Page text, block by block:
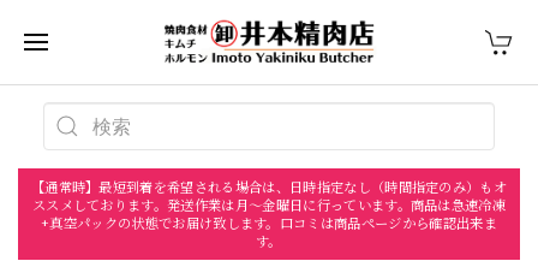
【通常時】最短到着を希望される場合は、日時指定なし（時間指定のみ）もオ
ススメしております。発送作業は月〜金曜日に行っています。商品は急速冷凍
+真空パックの状態でお届け致します。口コミは商品ページから確認出来ま
す。